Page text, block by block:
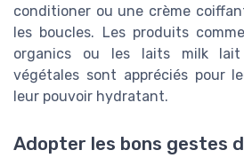
conditioner ou une crème
les boucles. Les produits
organics ou les laits milk
végétales sont appréciés pour
leur pouvoir hydratant.
Adopter les bons gestes